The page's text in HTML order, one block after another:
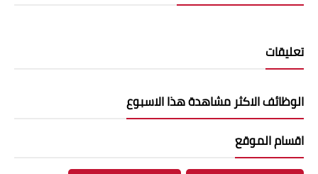
تعليقات
الوظائف الاكثر مشاهدة هذا الاسبوع
اقسام الموقع